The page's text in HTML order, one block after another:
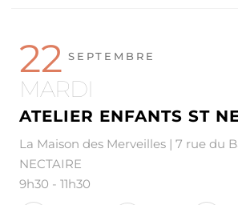
22 SEPTEMBRE
MARDI
ATELIER ENFANTS ST
La Maison des Merveilles | 7 rue du
NECTAIRE
9h30 -11h30